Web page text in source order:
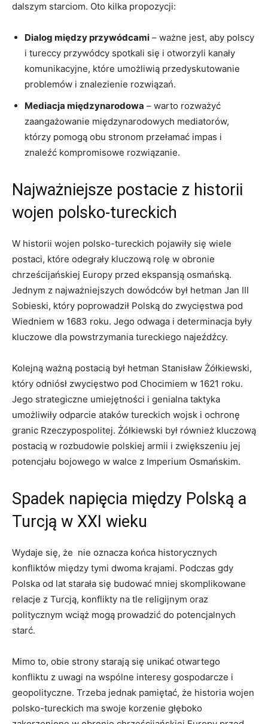
dalszym starciom. Oto kilka ​propozycji:
Dialog ⁤między‍ przywódcami – ważne⁤ jest, aby polscy
i tureccy przywódcy spotkali‌ się i otworzyli kanały
komunikacyjne, które umożliwią przedyskutowanie
problemów ⁤i znalezienie rozwiązań.
Mediacja międzynarodowa – warto rozważyć
zaangażowanie międzynarodowych mediatorów,
którzy ⁣pomogą‍ obu stronom przełamać impas i
‌znaleźć kompromisowe rozwiązanie.
Najważniejsze ⁢postacie z‍ historii
wojen‌ polsko-tureckich
W historii wojen polsko-tureckich pojawiły ⁤się wiele
postaci, które‌ odegrały kluczową rolę w⁢ obronie
chrześcijańskiej Europy przed⁣ ekspansją osmańską.
Jednym⁤ z najważniejszych dowódców był‌ hetman Jan ‍III⁢
Sobieski, który poprowadził⁤ Polską do zwycięstwa pod
Wiedniem w 1683 roku. Jego odwaga i determinacja były
‍kluczowe dla⁤ powstrzymania tureckiego ‍najeźdźcy.
Kolejną ważną postacią był hetman Stanisław Żółkiewski,
który odniósł‍ zwycięstwo ​pod⁣ Chocimiem w 1621 roku.
Jego strategiczne umiejętności‍ i⁤ genialna‌ taktyka
umożliwiły odparcie ataków tureckich wojsk i ‍ochronę
granic Rzeczypospolitej. Żółkiewski był również‌ kluczową
postacią⁢ w rozbudowie polskiej armii i ⁢zwiększeniu jej
potencjału bojowego w ​walce z⁢ Imperium Osmańskim.
Spadek ‍napięcia między‍ Polską a⁢
Turcją w XXI wieku
Wydaje się,⁢ że⁢ ‌ nie ⁢oznacza⁢ końca ​historycznych
konfliktów między tymi dwoma ‌krajami. Podczas gdy‌
Polska od lat starała się budować mniej skomplikowane​
relacje z Turcją, konflikty na‍ tle religijnym oraz
politycznym wciąż ⁣mogą‍ prowadzić do potencjalnych
starć.
Mimo to, obie strony ⁢starają się unikać otwartego⁤
konfliktu z uwagi⁤ na⁤ wspólne interesy gospodarcze ​i
⁣geopolityczne.⁢ Trzeba⁤ jednak pamiętać, że historia​ wojen
polsko-tureckich ma swoje korzenie głęboko